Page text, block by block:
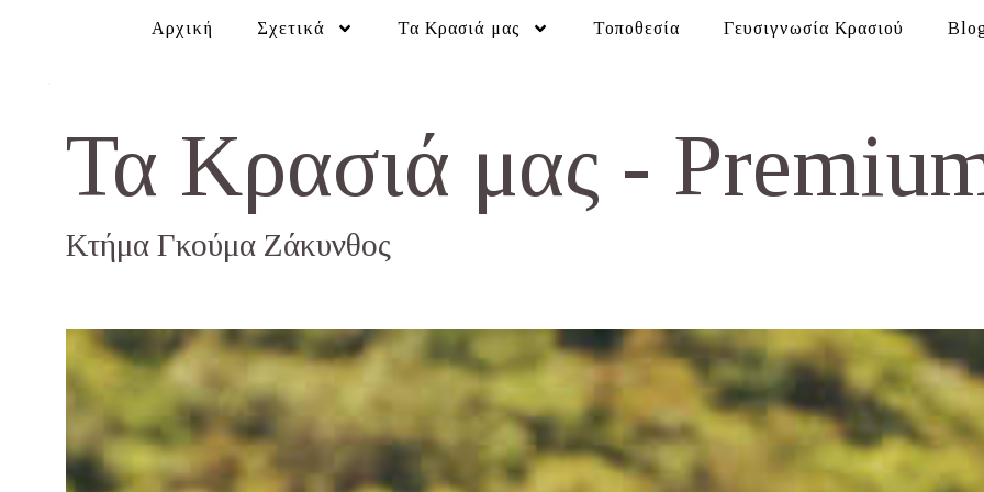
Αρχική Σχετικά Τα Κρασιά μας Τοποθεσία Γευσιγνωσία Κρασιού
Τα Κρασιά μας -
Κτήμα Γκούμα Ζάκυνθος